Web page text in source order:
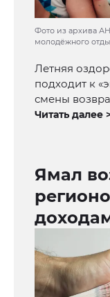
Фото из архива
молодёжного
Летняя
подходит к
смены
Читать далее
Ямал